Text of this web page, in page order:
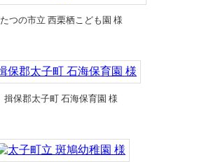
たつの市立 西栗栖こども園 様
揖保郡太子町 石海保育園 様